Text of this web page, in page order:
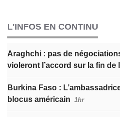
L'INFOS EN CONTINU
Araghchi : pas de
violeront l’accord sur la fin de
Burkina Faso :
blocus américain 1hr